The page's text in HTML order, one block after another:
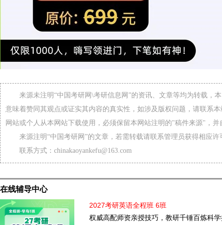
来源未注明“中国考研网\考研信息网”的资讯、文章等均为转载，
意味着赞同其观点或证实其内容的真实性，如涉及版权问题，请联系
网站或个人从本网站下载使用，必须保留本网站注明的"稿件来源"，
来源注明“中国考研网”的文章，若需转载请联系管理员获得相应许
联系方式：chinakaoyankefu@163.com
在线辅导中心
2027考研英语全程班 6班
权威高配师资亲授技巧，教研千锤百炼科